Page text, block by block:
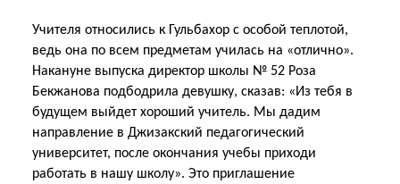
Учителя относились к Гульбахор с особой теплотой,
ведь она по всем предметам училась на «отлично».
Накануне выпуска директор школы № 52 Роза
Бекжанова подбодрила девушку, сказав: «Из тебя в
будущем выйдет хороший учитель. Мы дадим
направление в Джизакский педагогический
университет, после окончания учебы приходи
работать в нашу школу». Это приглашение